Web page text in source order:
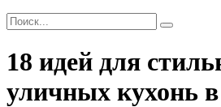
18 идей для
уличных кухонь в